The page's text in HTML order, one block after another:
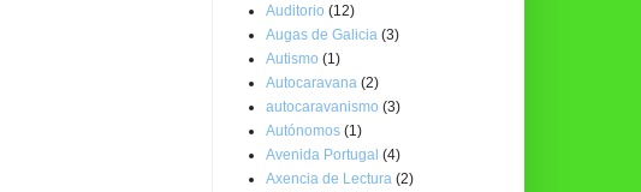
Auditorio (12)
Augas de Galicia (3)
Autismo (1)
Autocaravana (2)
autocaravanismo (3)
Autónomos (1)
Avenida Portugal (4)
Axencia de Lectura (2)